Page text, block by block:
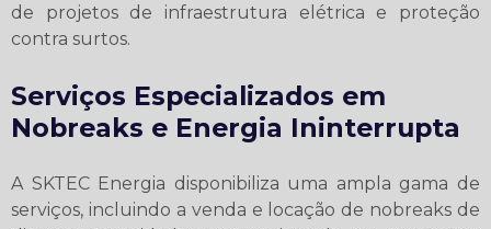
de projetos de infraestrutura elétrica e proteção
contra surtos.
Serviços Especializados em
Nobreaks e Energia Ininterrupta
A SKTEC Energia disponibiliza uma ampla gama de
serviços, incluindo a venda e locação de nobreaks de